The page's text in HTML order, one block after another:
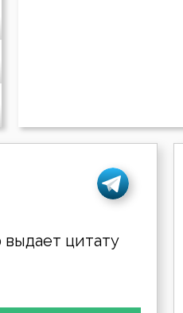
Феодор Эдесский
Феофан Затворник
цитату